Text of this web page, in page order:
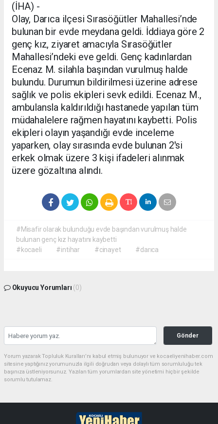
(İHA) -
Olay, Darıca ilçesi Sırasöğütler Mahallesi’nde
bulunan bir evde meydana geldi. İddiaya göre 2
genç kız, ziyaret amacıyla Sırasöğütler
Mahallesi’ndeki eve geldi. Genç kadınlardan
Ecenaz M. silahla başından vurulmuş halde
bulundu. Durumun bildirilmesi üzerine adrese
sağlık ve polis ekipleri sevk edildi. Ecenaz M.,
ambulansla kaldırıldığı hastanede yapılan tüm
müdahalelere rağmen hayatını kaybetti. Polis
ekipleri olayın yaşandığı evde inceleme
yaparken, olay sırasında evde bulunan 2'si
erkek olmak üzere 3 kişi ifadeleri alınmak
üzere gözaltına alındı.
#Misafir olarak bulunduğu evde başından vurulmuş halde
bulunan genç kız hayatını kaybetti
#kocaeli
#intihar #cinayet #darıca
Okuyucu Yorumları (0)
Gönder
Yorum yazarak Topluluk Kuralları’nı kabul etmiş bulunuyor ve kocaeliyenihaber.com
sitesine yaptığınız yorumunuzla ilgili doğrudan veya dolaylı tüm sorumluluğu tek
başınıza üstleniyorsunuz. Yazılan tüm yorumlardan site yönetimi hiçbir şekilde
sorumlu tutulamaz.